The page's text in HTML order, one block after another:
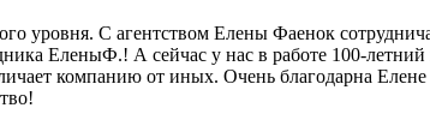
уровня. С агентством Елены Фаенок
ЕленыФ.! А сейчас у нас в работе 100-
компанию от иных. Очень благодарна